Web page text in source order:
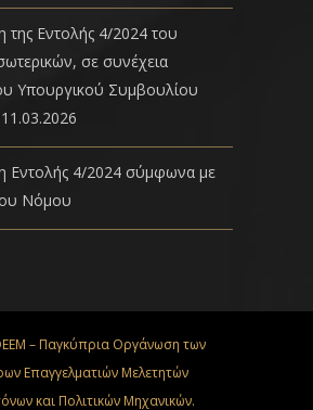
της Εντολής 4/2024 του
σε συνέχεια
Υπουργικού Συμβουλίου
Εντολής 4/2024 σύμφωνα με
Νόμου
– Παγκύπρια Οργάνωση των
Επαγγελματιών Μελετητών
και Πολιτικών Μηχανικών.